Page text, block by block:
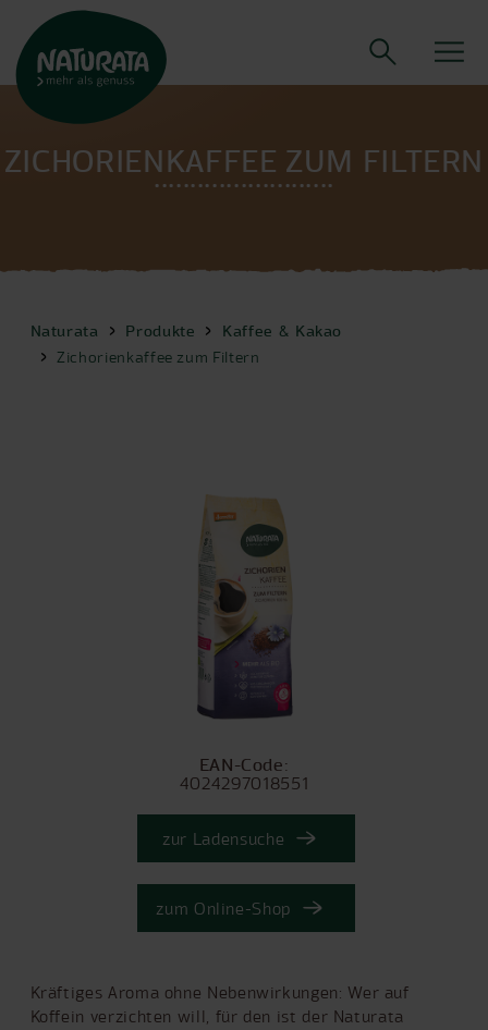
ZICHORIENKAFFEE ZUM FILTERN
Naturata Produkte
Kaffee & Kakao
Zichorienkaffee zum Filtern
EAN-Code:
4024297018551
zur Ladensuche
zum Online-Shop
Kräftiges Aroma ohne Nebenwirkungen: Wer auf
Koffein verzichten will, für den ist der Naturata